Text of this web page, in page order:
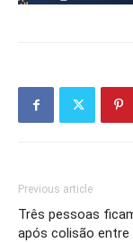
Previous article
Três pessoas
após colisão entre